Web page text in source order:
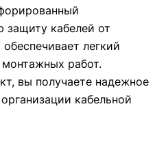
защиту кабелей от
легкий
работ.
вы получаете надежное
кабельной